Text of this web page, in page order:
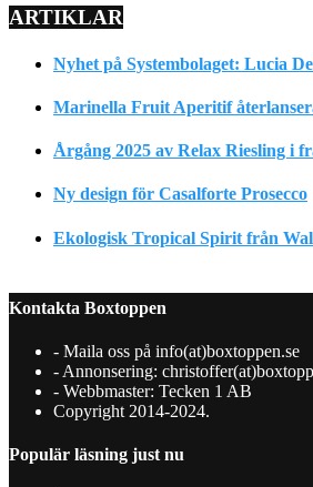
ARTIKLAR
Nyhet på Systembolaget: Lucia
Marinella Fruit Aperitif
Årgång 2025 av Relax Riesling i
Ny design för Casalforte Prosecco
Ekologisk Tropical Spirit från
Kontakta Boxtoppen
- Maila oss på info(at)boxtoppen.se
- Annonsering:
- Webbmaster: Tecken 1 AB
Copyright 2014-2024.
Populär läsning just nu